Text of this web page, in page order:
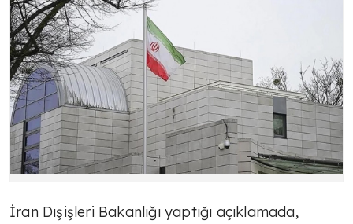
İran Dışişleri Bakanlığı yaptığı açıklamada,